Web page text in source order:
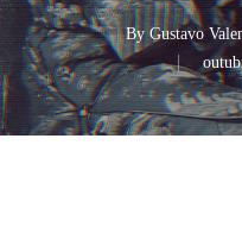
By Gustavo